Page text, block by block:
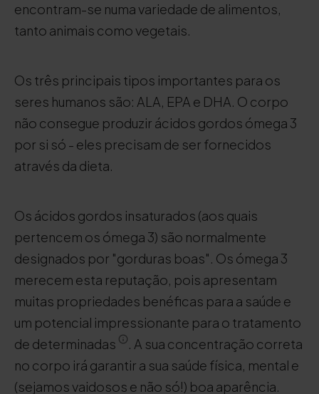
encontram-se numa variedade de alimentos,
tanto animais como vegetais.
Os três principais tipos importantes para os
seres humanos são: ALA, EPA e DHA. O corpo
não consegue produzir ácidos gordos ómega 3
por si só - eles precisam de ser fornecidos
através da dieta.
Os ácidos gordos insaturados (aos quais
pertencem os ómega 3) são normalmente
designados por "gorduras boas". Os ómega 3
merecem esta reputação, pois apresentam
muitas propriedades benéficas para a saúde e
um potencial impressionante para o tratamento
de determinadas
. A sua concentração correta
no corpo irá garantir a sua saúde física, mental e
(sejamos vaidosos e não só!) boa aparência.